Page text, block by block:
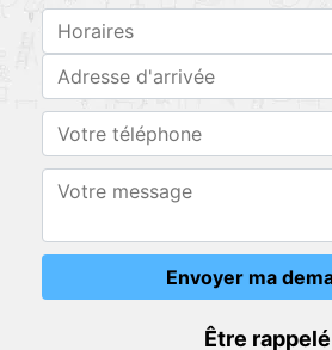
Être rappelé